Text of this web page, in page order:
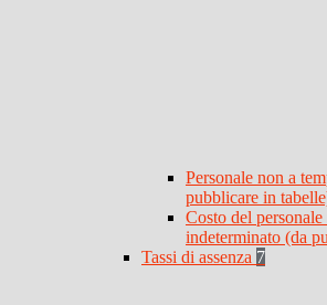
Personale non a
pubblicare in
Costo del
indeterminato (da
Tassi di assenza 7